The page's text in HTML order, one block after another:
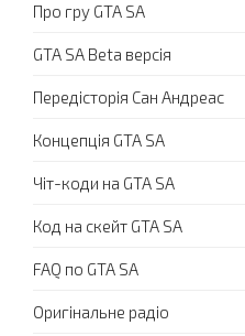
Про гру GTA SA
GTA SA Beta версія
Передісторія Сан Андреас
Концепція GTA SA
Чіт-коди на GTA SA
Код на скейт GTA SA
FAQ по GTA SA
Оригінальне радіо